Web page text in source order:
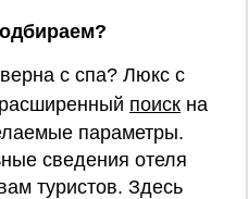
с спа? Люкс с
поиск на
параметры.
сведения отеля
туристов. Здесь